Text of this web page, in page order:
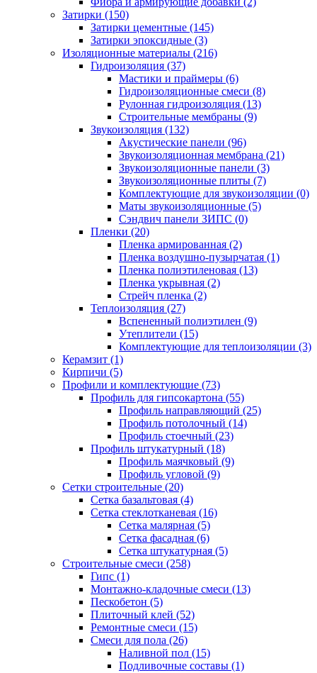
Затирки (150)
Затирки цементные (145)
Затирки эпоксидные (3)
Изоляционные материалы (216)
Гидроизоляция (37)
Мастики и праймеры (6)
Гидроизоляционные смеси (8)
Рулонная гидроизоляция (13)
Строительные мембраны (9)
Звукоизоляция (132)
Акустические панели (96)
Звукоизоляционная мембрана (21)
Звукоизоляционные панели (3)
Звукоизоляционные плиты (7)
Комплектующие для звукоизоляции (0)
Маты звукоизоляционные (5)
Сэндвич панели ЗИПС (0)
Пленки (20)
Пленка армированная (2)
Пленка воздушно-пузырчатая (1)
Пленка полиэтиленовая (13)
Пленка укрывная (2)
Стрейч пленка (2)
Теплоизоляция (27)
Вспененный полиэтилен (9)
Утеплители (15)
Комплектующие для теплоизоляции (3)
Керамзит (1)
Кирпичи (5)
Профили и комплектующие (73)
Профиль для гипсокартона (55)
Профиль направляющий (25)
Профиль потолочный (14)
Профиль стоечный (23)
Профиль штукатурный (18)
Профиль маячковый (9)
Профиль угловой (9)
Сетки строительные (20)
Сетка базальтовая (4)
Сетка стеклотканевая (16)
Сетка малярная (5)
Сетка фасадная (6)
Сетка штукатурная (5)
Строительные смеси (258)
Гипс (1)
Монтажно-кладочные смеси (13)
Пескобетон (5)
Плиточный клей (52)
Ремонтные смеси (15)
Смеси для пола (26)
Наливной пол (15)
Подливочные составы (1)